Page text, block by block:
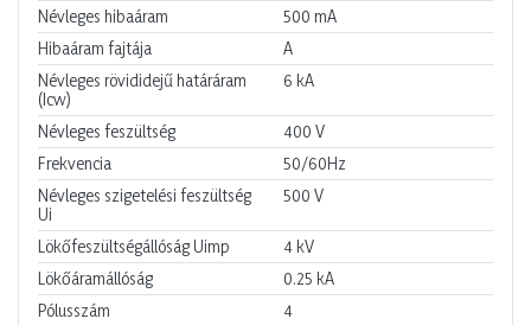
Névleges hibaáram
500 mA
Hibaáram fajtája
A
Névleges rövididejű határáram
(Icw)
6 kA
Névleges feszültség 400 V
Frekvencia
50/60Hz
Névleges szigetelési feszültség
Ui
500 V
Lökőfeszültségállóság Uimp 4 kV
Lökőáramállóság
0.25 kA
Pólusszám
4